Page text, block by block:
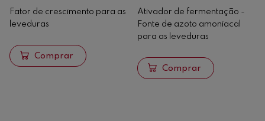
Fator de crescimento para as
leveduras
Comprar
Ativador de fermentação -
Fonte de azoto amoniacal
para as leveduras
Comprar